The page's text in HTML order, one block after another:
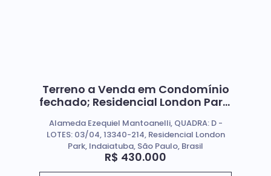
Terreno a Venda em Condomínio
fechado; Residencial London Park,
R$ 430.000
Alameda Ezequiel Mantoanelli, QUADRA: D -
LOTES: 03/04, 13340-214, Residencial London
Park, Indaiatuba, São Paulo, Brasil